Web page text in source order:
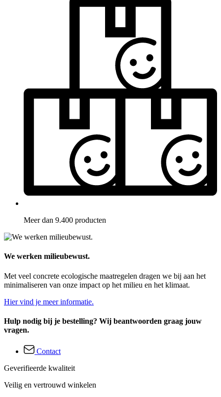
Meer dan 9.400 producten
We werken milieubewust.
Met veel concrete ecologische maatregelen dragen we bij aan het
minimaliseren van onze impact op het milieu en het klimaat.
Hier vind je meer informatie.
Hulp nodig bij je bestelling? Wij beantwoorden graag jouw
vragen.
Contact
Geverifieerde kwaliteit
Veilig en vertrouwd winkelen